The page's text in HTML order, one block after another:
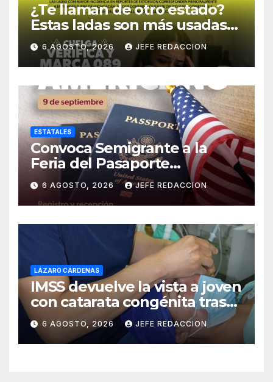
¿Te llaman de otro estado?
Estas ladas son más usadas
para extorsionar en
Michoacán
6 AGOSTO, 2026 JEFE REDACCION
ESTATALES
Convoca Semigrante a la
Feria del Pasaporte
Estadounidense 2026
6 AGOSTO, 2026 JEFE REDACCION
LÁZARO CÁRDENAS
IMSS devuelve la vista a joven
con catarata congénita tras
23 años de limitación visual
6 AGOSTO, 2026 JEFE REDACCION